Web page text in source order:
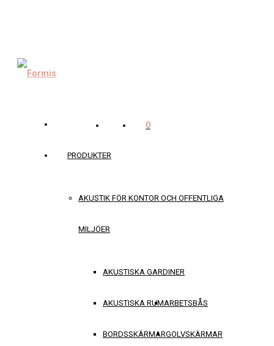
PRODUKTER
AKUSTIK FÖR KONTOR OCH OFFENTLIGA
MILJÖER
AKUSTISKA GARDINER
AKUSTISKA RUMARBETSBÅS
BORDSSKÄRMARGOLVSKÄRMAR
0